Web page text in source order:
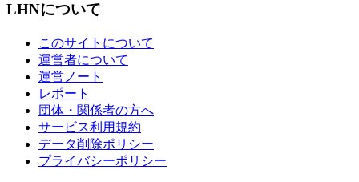
LHNについて
このサイトについて
運営者について
運営ノート
レポート
団体・関係者の方へ
サービス利用規約
データ削除ポリシー
プライバシーポリシー